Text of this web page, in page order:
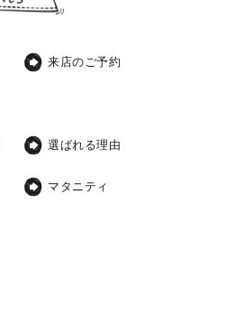
来店のご予約
選ばれる理由
マタニティ